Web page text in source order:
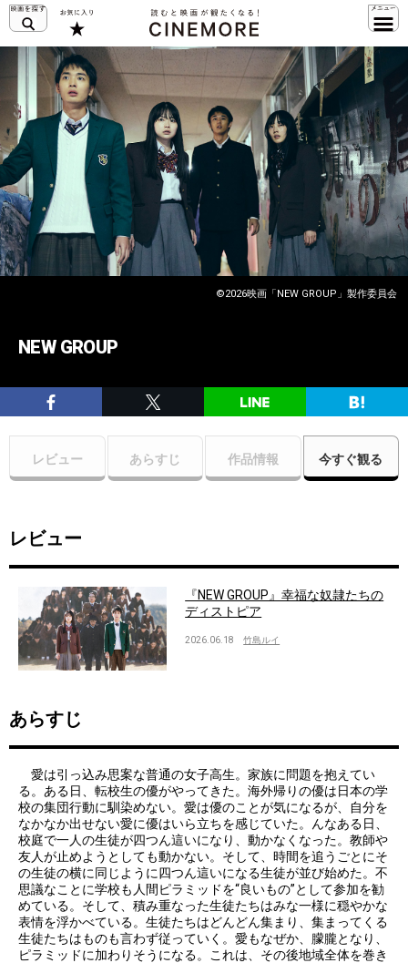
©2026映画「NEW GROUP」製作委員会
NEW GROUP
レビュー あらすじ 作品情報 今すぐ観る
レビュー
『NEW GROUP』幸福な奴隷たちの
ディストピア
2026.06.18 竹島ルイ
あらすじ
愛は引っ込み思案な普通の女子高生。家族に問題を抱えてい
る。ある日、転校生の優がやってきた。海外帰りの優は日本の学
校の集団行動に馴染めない。愛は優のことが気になるが、自分を
なかなか出せない愛に優はいら立ちを感じていた。んなある日、
校庭で一人の生徒が四つん這いになり、動かなくなった。教師や
友人が止めようとしても動かない。そして、時間を追うごとにそ
の生徒の横に同じように四つん這いになる生徒が並び始めた。不
思議なことに学校も人間ピラミッドを“良いもの”として参加を勧
めている。そして、積み重なった生徒たちはみな一様に穏やかな
表情を浮かべている。生徒たちはどんどん集まり、集まってくる
生徒たちはものも言わず従っていく。愛もなぜか、朦朧となり、
ピラミッドに加わりそうになる。これは、その後地域全体を巻き